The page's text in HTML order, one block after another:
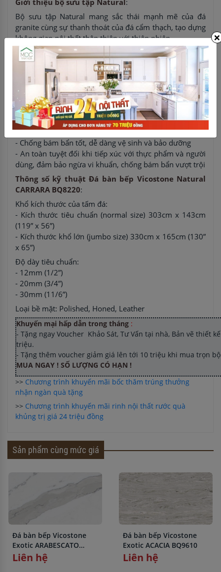
Giới thiệu bộ sưu tập Natural :
Bộ sưu tập Natural mang sắc thái mạnh mẽ của đá
granite cùng sự thanh thoát của đá cẩm thạch, tạo dựng
không gian nội thất thân thiện với thiên nhiên
Ưu điểm của Đá bàn bếp Vicostone Natural
CARRARA BQ8220
- Thiết kế độc đáo với những đường vân xám ấm áp,
nhẹ nhàng xuất hiện với mật độ vừa phải những đủ sức
tạo điểm nhấn trên toàn bộ tấm đá, vốn đã rất sang
trọng với màu trắng tinh tế tựa cẩm thạch.
- Khả năng chống thấm, chống ngấm, chống xước, bền
màu với thời gian
- Chống bám bẩn tốt, dễ dàng vệ sinh và bảo dưỡng
- An toàn tuyệt đối khi tiếp xúc với thực phẩm và người
dùng, đảm bảo ngừa vi khuẩn, chống bám bẩn vượt trội
Thông số kỹ thuật Đá bàn bếp Vicostone Natural
CARRARA BQ8220:
Khổ kích thước của tấm đá:
- Kích thước tiêu chuẩn (normal size) 303cm x 143cm
(119” x 56”)
- Kích thước khổ lớn (jumbo size) 330cm x 165cm (130”
x 65”)
Độ dày tiêu chuẩn:
- 12mm (1/2”)
- 20mm (3/4”)
- 30mm (11/6”)
Loại bề mặt: Polished, Honed, Leather
Khuyến mại hấp dẫn trong tháng :
- Tặng ngay Voucher Khảo Sát, Tư Vấn tại nhà, Bản vẽ thiết
triệu.
- Tặng thêm voucher giảm giá lên tới 10 triệu khi mua trọn
MUA NGAY ! SỐ LƯỢNG CÓ HẠN !
>> Chương trình khuyến mãi bốc thăm trúng thưởng
nhận ngàn quà tặng
>> Chương trình khuyến mãi rinh nội thất rước quà
khủng trị giá 24 triệu đồng
Sản phẩm cùng mức giá
Đá bàn bếp Vicostone
Exotic ARABESCATO
BQ8912
Liên hệ
Đá bàn bếp Vicostone
Exotic ACACIA BQ9610
Liên hệ
×